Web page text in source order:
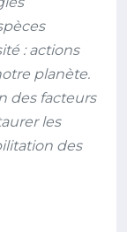
: actions
planète.
des facteurs
les
des